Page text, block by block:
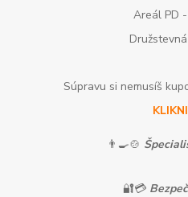
Areál PD
Súpravu si nemusíš
👨‍🍳🍲
🔐💳